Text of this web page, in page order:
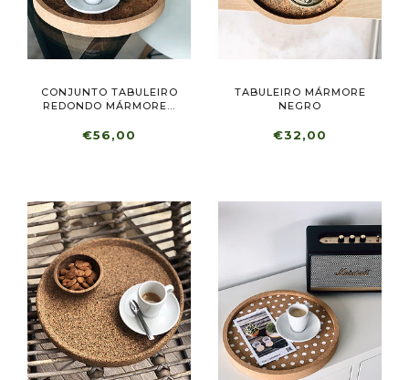
CONJUNTO TABULEIRO
REDONDO MÁRMORE...
€56,00
TABULEIRO MÁRMORE
NEGRO
€32,00